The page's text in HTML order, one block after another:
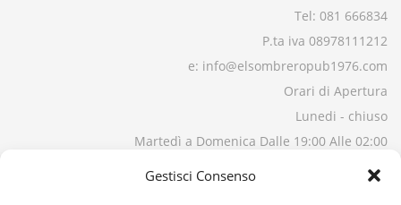
Gestisci Consenso
Tel: 081 666834
P.ta iva 08978111212
e: info@elsombreropub1976.com
Orari di Apertura
Lunedi - chiuso
Martedì a Domenica Dalle 19:00 Alle 02:00